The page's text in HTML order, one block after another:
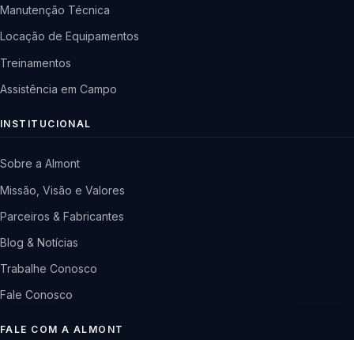
Manutenção Técnica
Locação de Equipamentos
Treinamentos
Assistência em Campo
INSTITUCIONAL
Sobre a Almont
Missão, Visão e Valores
Parceiros & Fabricantes
Blog & Notícias
Trabalhe Conosco
Fale Conosco
FALE COM A ALMONT